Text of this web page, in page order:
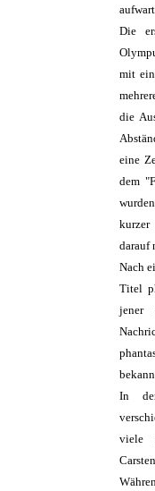
Die
mit
die
eine
dem
kurzer
darauf
Nach
Titel
jener
In
viele